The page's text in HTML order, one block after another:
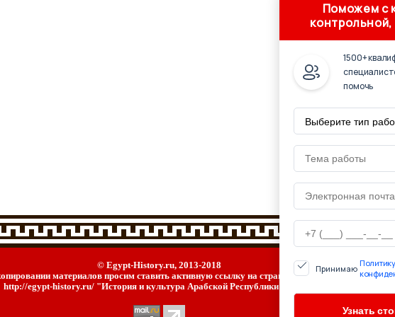
© Egypt-History.ru, 2013-2018
материалов просим ставить активную ссылку на страницу источник:
http://egypt-history.ru/ "История и культура Арабской Республики Египет"
Поможем с
1500+
помочь
Принимаю Политику